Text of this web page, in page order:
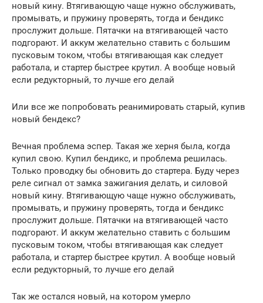
новый кину. Втягивающую чаще нужно обслуживать,
промывать, и пружину проверять, тогда и бендикс
прослужит дольше. Пятачки на втягивающей часто
подгорают. И аккум желательно ставить с большим
пусковым током, чтобы втягивающая как следует
работала, и стартер быстрее крутил. А вообще новый
если редукторный, то лучше его делай
Или все же попробовать реанимировать старый, купив
новый бендекс?
Вечная проблема эспер. Такая же херня была, когда
купил свою. Купил бендикс, и проблема решилась.
Только проводку бы обновить до стартера. Буду через
реле сигнал от замка зажигания делать, и силовой
новый кину. Втягивающую чаще нужно обслуживать,
промывать, и пружину проверять, тогда и бендикс
прослужит дольше. Пятачки на втягивающей часто
подгорают. И аккум желательно ставить с большим
пусковым током, чтобы втягивающая как следует
работала, и стартер быстрее крутил. А вообще новый
если редукторный, то лучше его делай
Так же остался новый, на котором умерло